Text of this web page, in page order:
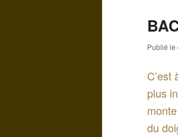
Publié le
plus
du